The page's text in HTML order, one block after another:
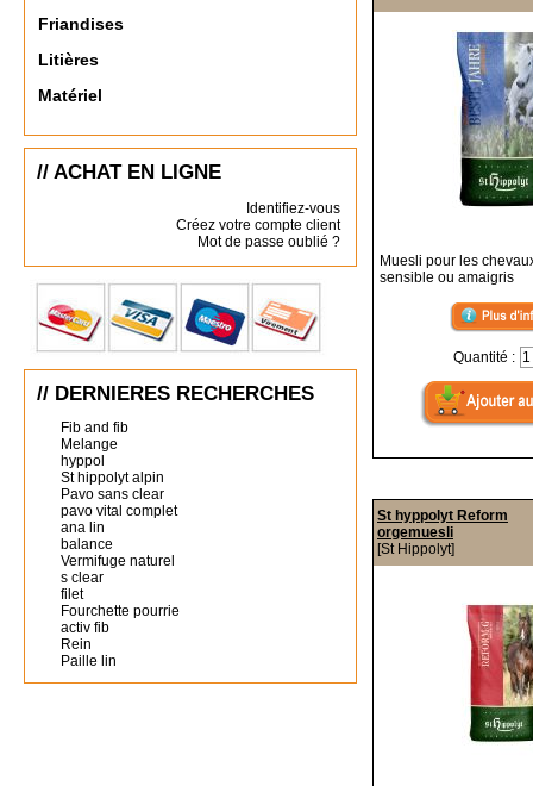
Friandises
Litières
Matériel
// ACHAT EN LIGNE
Identifiez-vous
Créez votre compte client
Mot de passe oublié ?
// DERNIERES RECHERCHES
Fib and fib
Melange
hyppol
St hippolyt alpin
Pavo sans clear
pavo vital complet
ana lin
balance
Vermifuge naturel
s clear
filet
Fourchette pourrie
activ fib
Rein
Paille lin
Muesli pour les
sensible ou amaigris
Quantité :
St hyppolyt Reform
orgemuesli
[St Hippolyt]